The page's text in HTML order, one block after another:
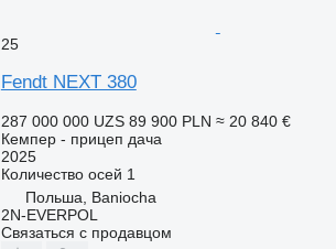
25
Fendt NEXT 380
287 000 000 UZS 89 900 PLN ≈ 20 840 €
Кемпер - прицеп дача
2025
Количество осей 1
Польша, Baniocha
2N-EVERPOL
Связаться с продавцом